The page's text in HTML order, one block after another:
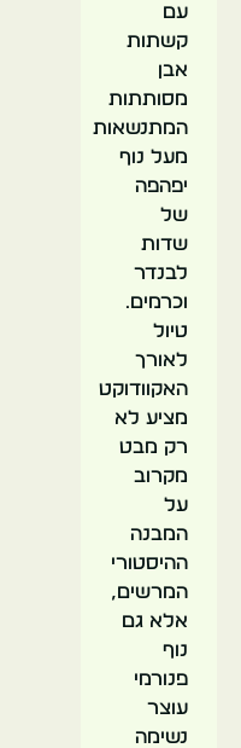
עם
קשתות
אבן
מסותתות
המתנשאות
מעל נוף
יפהפה
של
שדות
לבנדר
וכרמים.
טיול
לאורך
האקוודוקט
מציע לא
רק מבט
מקרוב
על
המבנה
ההיסטורי
המרשים,
אלא גם
נוף
פנורמי
עוצר
נשימה